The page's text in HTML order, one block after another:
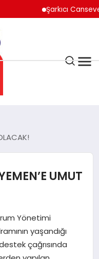
Şarkıcı Cansever
UMUT
Yönetimi
yaşandığı
çağrısında